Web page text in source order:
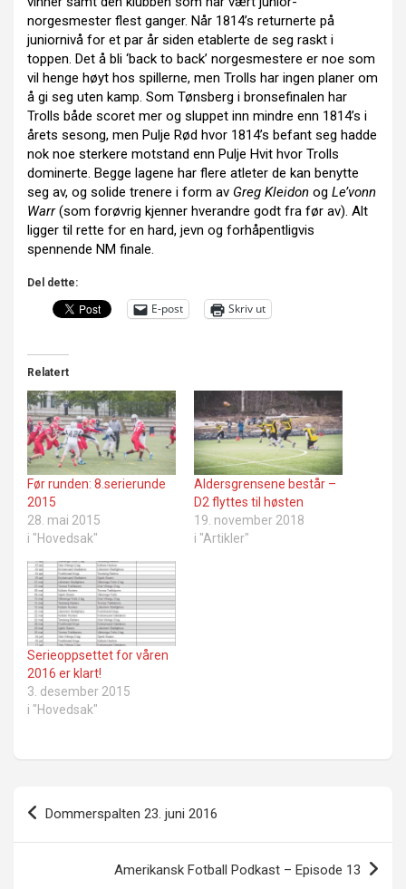
norgesmester flest ganger. Når 1814’s returnerte på
juniornivå for et par år siden etablerte de seg raskt i
toppen. Det å bli ‘back to back’ norgesmestere er noe som
vil henge høyt hos spillerne, men Trolls har ingen planer om
å gi seg uten kamp. Som Tønsberg i bronsefinalen har
Trolls både scoret mer og sluppet inn mindre enn 1814’s i
årets sesong, men Pulje Rød hvor 1814’s befant seg hadde
nok noe sterkere motstand enn Pulje Hvit hvor Trolls
dominerte. Begge lagene har flere atleter de kan benytte
seg av, og solide trenere i form av Greg Kleidon og Le’vonn
Warr(som forøvrig kjenner hverandre godt fra før av). Alt
ligger til rette for en hard, jevn og forhåpentligvis
spennende NM finale.
Del dette:
E-post Skriv ut
Relatert
Før runden: 8.serierunde
2015
28. mai 2015
i "Hovedsak"
Aldersgrensene består –
D2 flyttes til høsten
19. november 2018
i "Artikler"
Serieoppsettet for våren
2016 er klart!
3. desember 2015
i "Hovedsak"
Innleggsnavigasjon
Dommerspalten 23. juni 2016
Amerikansk Fotball Podkast – Episode 13